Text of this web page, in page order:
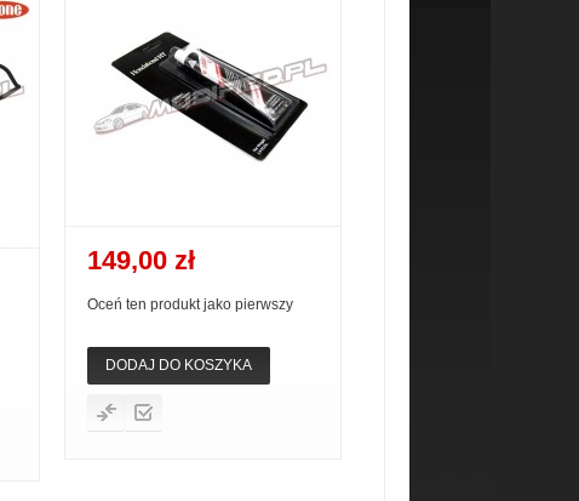
149,00 zł
Oceń ten produkt jako pierwszy
DODAJ DO KOSZYKA